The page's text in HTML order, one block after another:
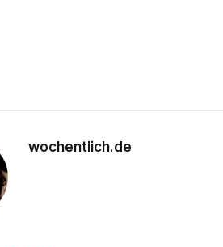
wochentlich.de